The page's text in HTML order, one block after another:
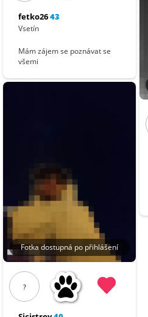
fetko2643
Vsetín
Mám zájem se poznávat se
všemi
Fotka dostupná po přihlášení
?